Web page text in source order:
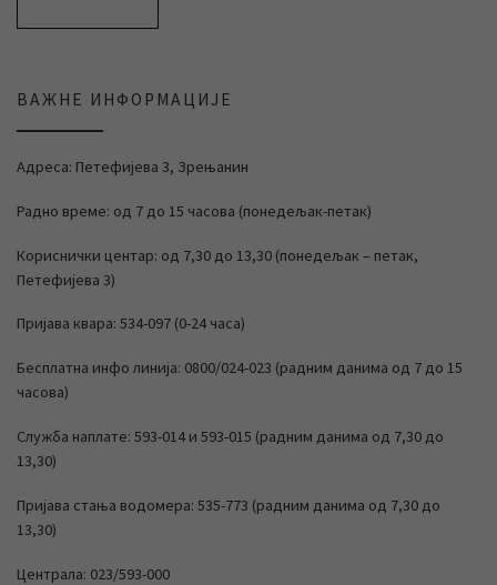
ВАЖНЕ ИНФОРМАЦИЈЕ
Адреса: Петефијева 3, Зрењанин
Радно време: од 7 до 15 часова (понедељак-петак)
Кориснички центар: од 7,30 до 13,30 (понедељак – петак,
Петефијева 3)
Пријава квара: 534-097 (0-24 часа)
Бесплатна инфо линија: 0800/024-023 (радним данима од 7 до 15
часова)
Служба наплате: 593-014 и 593-015 (радним данима од 7,30 до
13,30)
Пријава стања водомера: 535-773 (радним данима од 7,30 до
13,30)
Централа: 023/593-000